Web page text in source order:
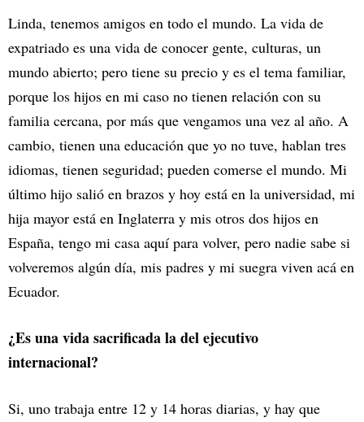
Linda, tenemos amigos en todo el mundo. La vida de
expatriado es una vida de conocer gente, culturas, un
mundo abierto; pero tiene su precio y es el tema familiar,
porque los hijos en mi caso no tienen relación con su
familia cercana, por más que vengamos una vez al año. A
cambio, tienen una educación que yo no tuve, hablan tres
idiomas, tienen seguridad; pueden comerse el mundo. Mi
último hijo salió en brazos y hoy está en la universidad, mi
hija mayor está en Inglaterra y mis otros dos hijos en
España, tengo mi casa aquí para volver, pero nadie sabe si
volveremos algún día, mis padres y mi suegra viven acá en
Ecuador.
¿Es una vida sacrificada la del ejecutivo
internacional?
Si, uno trabaja entre 12 y 14 horas diarias, y hay que